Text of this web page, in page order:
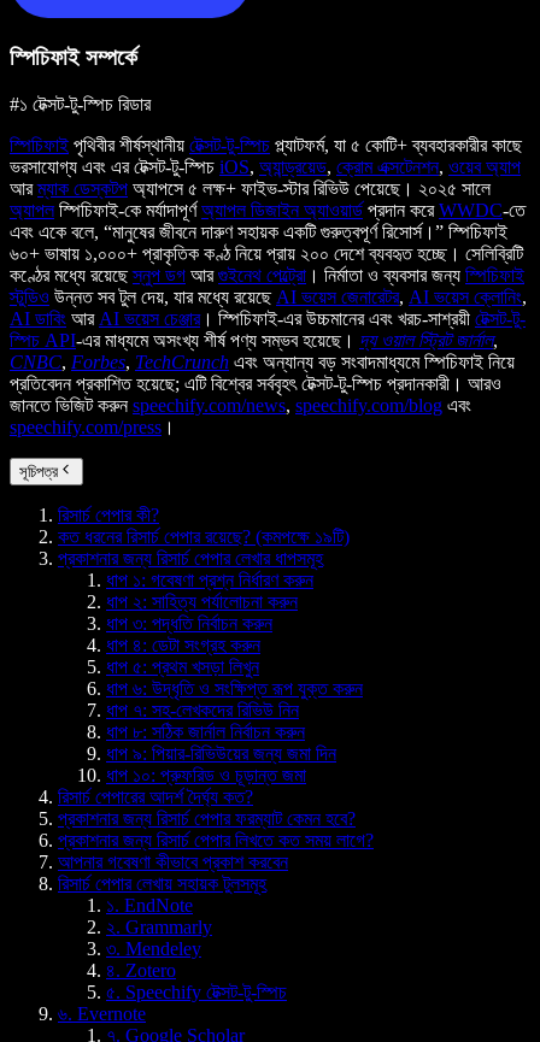
স্পিচিফাই সম্পর্কে
#১ টেক্সট-টু-স্পিচ রিডার
স্পিচিফাই পৃথিবীর শীর্ষস্থানীয় টেক্সট-টু-স্পিচ প্ল্যাটফর্ম, যা ৫ কোটি+ ব্যবহারকারীর কাছে
ভরসাযোগ্য এবং এর টেক্সট-টু-স্পিচ iOS, অ্যান্ড্রয়েড, ক্রোম এক্সটেনশন, ওয়েব অ্যাপ
আরম্যাক ডেস্কটপ অ্যাপসে ৫ লক্ষ+ ফাইভ-স্টার রিভিউ পেয়েছে। ২০২৫ সালে
অ্যাপলস্পিচিফাই-কে মর্যাদাপূর্ণঅ্যাপল ডিজাইন অ্যাওয়ার্ড প্রদান করেWWDC-তে
এবং একে বলে, “মানুষের জীবনে দারুণ সহায়ক একটি গুরুত্বপূর্ণ রিসোর্স।” স্পিচিফাই
৬০+ ভাষায় ১,০০০+ প্রাকৃতিক কণ্ঠ নিয়ে প্রায় ২০০ দেশে ব্যবহৃত হচ্ছে। সেলিব্রিটি
কণ্ঠের মধ্যে রয়েছেস্নুপ ডগ আরগুইনেথ পেল্ট্রো । নির্মাতা ও ব্যবসার জন্য স্পিচিফাই
স্টুডিও উন্নত সব টুল দেয়, যার মধ্যে রয়েছে AI ভয়েস জেনারেটর, AI ভয়েস ক্লোনিং,
AI ডাবিং আর AI ভয়েস চেঞ্জার। স্পিচিফাই-এর উচ্চমানের এবং খরচ-সাশ্রয়ী টেক্সট-টু-
স্পিচ API-এর মাধ্যমে অসংখ্য শীর্ষ পণ্য সম্ভব হয়েছে। দ্য ওয়াল স্ট্রিট জার্নাল,
CNBC, Forbes, TechCrunch এবং অন্যান্য বড় সংবাদমাধ্যমে স্পিচিফাই নিয়ে
প্রতিবেদন প্রকাশিত হয়েছে; এটি বিশ্বের সর্ববৃহৎ টেক্সট-টু-স্পিচ প্রদানকারী। আরও
জানতে ভিজিট করুনspeechify.com/news, speechify.com/blog এবং
speechify.com/press ।
সূচিপত্র
রিসার্চ পেপার কী?
কত ধরনের রিসার্চ পেপার রয়েছে? (কমপক্ষে ১৯টি)
প্রকাশনার জন্য রিসার্চ পেপার লেখার ধাপসমূহ
ধাপ ১: গবেষণা প্রশ্ন নির্ধারণ করুন
ধাপ ২: সাহিত্য পর্যালোচনা করুন
ধাপ ৩: পদ্ধতি নির্বাচন করুন
ধাপ ৪: ডেটা সংগ্রহ করুন
ধাপ ৫: প্রথম খসড়া লিখুন
ধাপ ৬: উদ্ধৃতি ও সংক্ষিপ্ত রূপ যুক্ত করুন
ধাপ ৭: সহ-লেখকদের রিভিউ নিন
ধাপ ৮: সঠিক জার্নাল নির্বাচন করুন
ধাপ ৯: পিয়ার-রিভিউয়ের জন্য জমা দিন
ধাপ ১০: প্রুফরিড ও চূড়ান্ত জমা
রিসার্চ পেপারের আদর্শ দৈর্ঘ্য কত?
প্রকাশনার জন্য রিসার্চ পেপার ফরম্যাট কেমন হবে?
প্রকাশনার জন্য রিসার্চ পেপার লিখতে কত সময় লাগে?
আপনার গবেষণা কীভাবে প্রকাশ করবেন
রিসার্চ পেপার লেখায় সহায়ক টুলসমূহ
১. EndNote
২. Grammarly
৩. Mendeley
৪. Zotero
৫. Speechify টেক্সট-টু-স্পিচ
৬. Evernote
৭. Google Scholar